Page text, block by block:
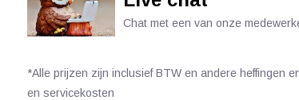
Chat met een van onze
*Alle prijzen zijn inclusief BTW en andere heffingen
en servicekosten